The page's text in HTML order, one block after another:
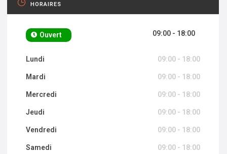
HORAIRES
Ouvert 09:00 - 18:00
Lundi 09:00 - 18:00
Mardi 09:00 - 18:00
Mercredi 09:00 - 18:00
Jeudi 09:00 - 18:00
Vendredi 09:00 - 18:00
Samedi 09:00 - 18:00